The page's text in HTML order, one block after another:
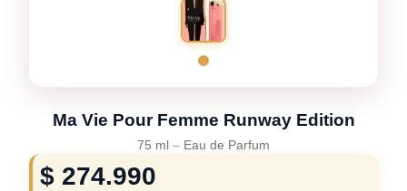
Ma Vie Pour Femme Runway Edition
75 ml – Eau de Parfum
$ 274.990